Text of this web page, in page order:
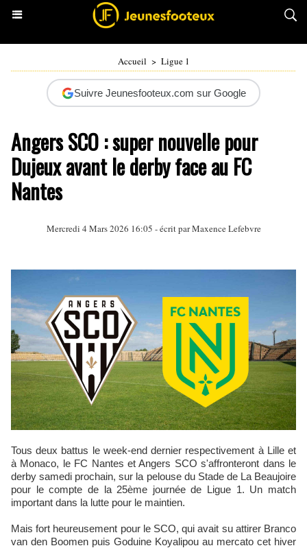
Accueil > Ligue 1
Suivre Jeunesfooteux.com sur Google
Angers SCO : super nouvelle pour
Dujeux avant le derby face au FC
Nantes
Mercredi 4 Mars 2026 16:05 - écrit par Maxence Lefebvre
Tous deux battus le week-end dernier respectivement à Lille et
à Monaco, le FC Nantes et Angers SCO s'affronteront dans le
derby samedi prochain, sur la pelouse du Stade de La Beaujoire
pour le compte de la 25ème journée de Ligue 1. Un match
important dans la lutte pour le maintien.
Mais fort heureusement pour le SCO, qui avait su attirer Branco
van den Boomen puis Goduine Koyalipou au mercato cet hiver